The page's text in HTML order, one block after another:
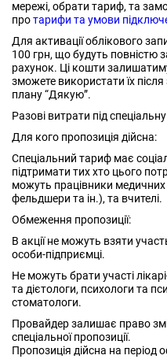
мережі, обрати тариф, та
протарифи та умови
Для активації облікового
100 грн, що будуть повністю
рахунок. Ці кошти
зможете використати їх
плану “Дякую”.
Разові витрати під
Для кого пропозиція дійсна:
Спеціальний тариф має
підтримати тих хто цього
можуть працівники медичних
фельдшери та ін.), та вчителі.
Обмеження пропозиції:
В акції не можуть взяти
особи-підприємці.
Не можуть брати участі
та дієтологи, психологи та
стоматологи.
Провайдер залишає право
спеціальної пропозиції.
Пропозиція дійсна на період